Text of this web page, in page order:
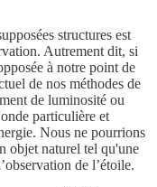
structures est
Autrement dit, si
à notre point de
de nos méthodes de
de luminosité ou
particulière et
Nous ne pourrions
objet naturel tel qu'une
de l’étoile.